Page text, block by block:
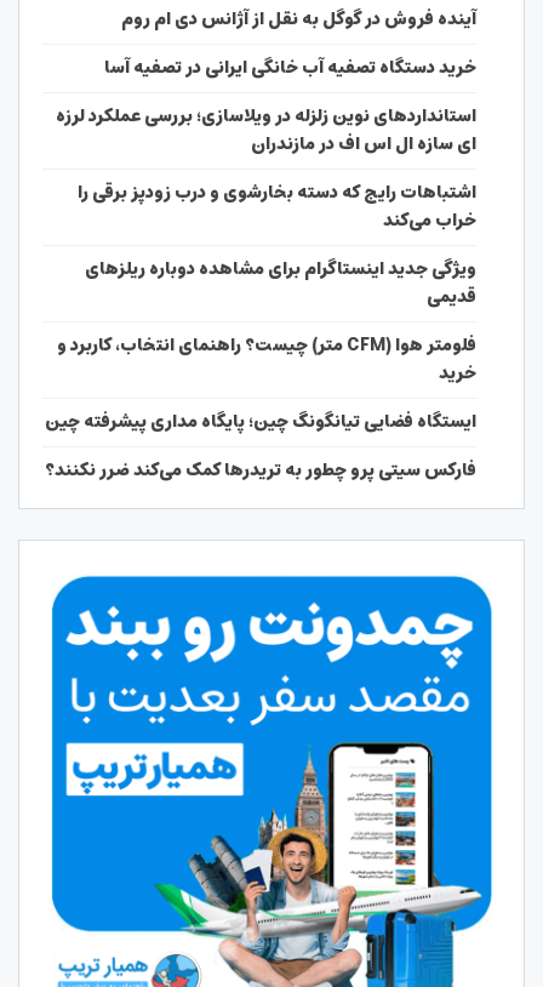
آینده فروش در گوگل به نقل از آژانس دی ام روم
خرید دستگاه تصفیه آب خانگی ایرانی در تصفیه آسا
استانداردهای نوین زلزله در ویلاسازی؛ بررسی عملکرد لرزه
ای سازه ال اس اف در مازندران
اشتباهات رایج که دسته بخارشوی و درب زودپز برقی را
خراب می‌کند
ویژگی جدید اینستاگرام برای مشاهده دوباره ریلزهای
قدیمی
فلومتر هوا (CFM متر) چیست؟ راهنمای انتخاب، کاربرد و
خرید
ایستگاه فضایی تیانگونگ چین؛ پایگاه مداری پیشرفته چین
فارکس سیتی پرو چطور به تریدرها کمک می‌کند ضرر نکنند؟